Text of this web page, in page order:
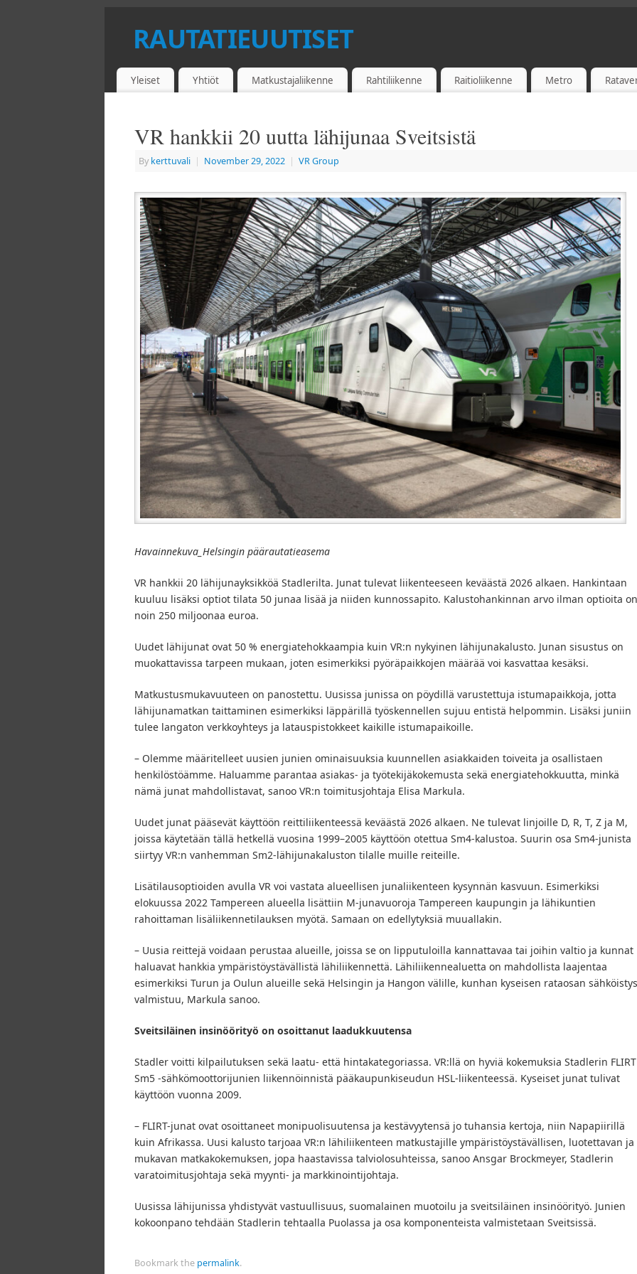
RAUTATIEUUTISET
Yleiset Yhtiöt Matkustajaliikenne Rahtiliikenne Raitioliikenne Metro
VR hankkii 20 uutta lähijunaa Sveitsistä
By kerttuvali | November 29, 2022 | VR Group
Havainnekuva_Helsingin päärautatieasema
VR hankkii 20 lähijunayksikköä Stadlerilta. Junat tulevat liikenteeseen keväästä 2026 alkaen. Hankintaan
kuuluu lisäksi optiot tilata 50 junaa lisää ja niiden kunnossapito. Kalustohankinnan arvo ilman optioita on
noin 250 miljoonaa euroa.
Uudet lähijunat ovat 50 % energiatehokkaampia kuin VR:n nykyinen lähijunakalusto. Junan sisustus on
muokattavissa tarpeen mukaan, joten esimerkiksi pyöräpaikkojen määrää voi kasvattaa kesäksi.
Matkustusmukavuuteen on panostettu. Uusissa junissa on pöydillä varustettuja istumapaikkoja, jotta
lähijunamatkan taittaminen esimerkiksi läppärillä työskennellen sujuu entistä helpommin. Lisäksi juniin
tulee langaton verkkoyhteys ja latauspistokkeet kaikille istumapaikoille.
– Olemme määritelleet uusien junien ominaisuuksia kuunnellen asiakkaiden toiveita ja osallistaen
henkilöstöämme. Haluamme parantaa asiakas- ja työtekijäkokemusta sekä energiatehokkuutta, minkä
nämä junat mahdollistavat, sanoo VR:n toimitusjohtaja Elisa Markula.
Uudet junat pääsevät käyttöön reittiliikenteessä keväästä 2026 alkaen. Ne tulevat linjoille D, R, T, Z ja M,
joissa käytetään tällä hetkellä vuosina 1999–2005 käyttöön otettua Sm4-kalustoa. Suurin osa Sm4-junista
siirtyy VR:n vanhemman Sm2-lähijunakaluston tilalle muille reiteille.
Lisätilausoptioiden avulla VR voi vastata alueellisen junaliikenteen kysynnän kasvuun. Esimerkiksi
elokuussa 2022 Tampereen alueella lisättiin M-junavuoroja Tampereen kaupungin ja lähikuntien
rahoittaman lisäliikennetilauksen myötä. Samaan on edellytyksiä muuallakin.
– Uusia reittejä voidaan perustaa alueille, joissa se on lipputuloilla kannattavaa tai joihin valtio ja kunnat
haluavat hankkia ympäristöystävällistä lähiliikennettä. Lähiliikennealuetta on mahdollista laajentaa
esimerkiksi Turun ja Oulun alueille sekä Helsingin ja Hangon välille, kunhan kyseisen rataosan sähköistys
valmistuu, Markula sanoo.
Sveitsiläinen insinöörityö on osoittanut laadukkuutensa
Stadler voitti kilpailutuksen sekä laatu- että hintakategoriassa. VR:llä on hyviä kokemuksia Stadlerin FLIRT
Sm5 -sähkömoottorijunien liikennöinnistä pääkaupunkiseudun HSL-liikenteessä. Kyseiset junat tulivat
käyttöön vuonna 2009.
– FLIRT-junat ovat osoittaneet monipuolisuutensa ja kestävyytensä jo tuhansia kertoja, niin Napapiirillä
kuin Afrikassa. Uusi kalusto tarjoaa VR:n lähiliikenteen matkustajille ympäristöystävällisen, luotettavan ja
mukavan matkakokemuksen, jopa haastavissa talviolosuhteissa, sanoo Ansgar Brockmeyer, Stadlerin
varatoimitusjohtaja sekä myynti- ja markkinointijohtaja.
Uusissa lähijunissa yhdistyvät vastuullisuus, suomalainen muotoilu ja sveitsiläinen insinöörityö. Junien
kokoonpano tehdään Stadlerin tehtaalla Puolassa ja osa komponenteista valmistetaan Sveitsissä.
Bookmark the permalink.